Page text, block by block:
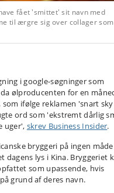
fået 'smittet' sit navn med
til ærgre sig over collager som
i google-søgninger som
ølproducenten for en
ifølge reklamen 'snart
ord som 'ekstremt dårlig
uger', skrev Business Insider.
bryggeri på ingen måde
dagens lys i Kina. Bryggeriet
som upassende, hvis
grund af deres navn.